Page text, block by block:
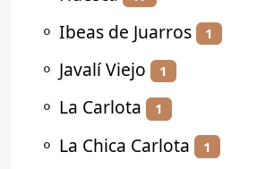
⚬ Ibeas de Juarros 1
⚬ Javalí Viejo 1
⚬ La Carlota 1
⚬ La Chica Carlota 1